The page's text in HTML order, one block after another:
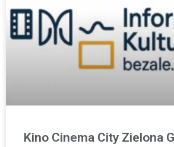
Kino Cinema City Zielona